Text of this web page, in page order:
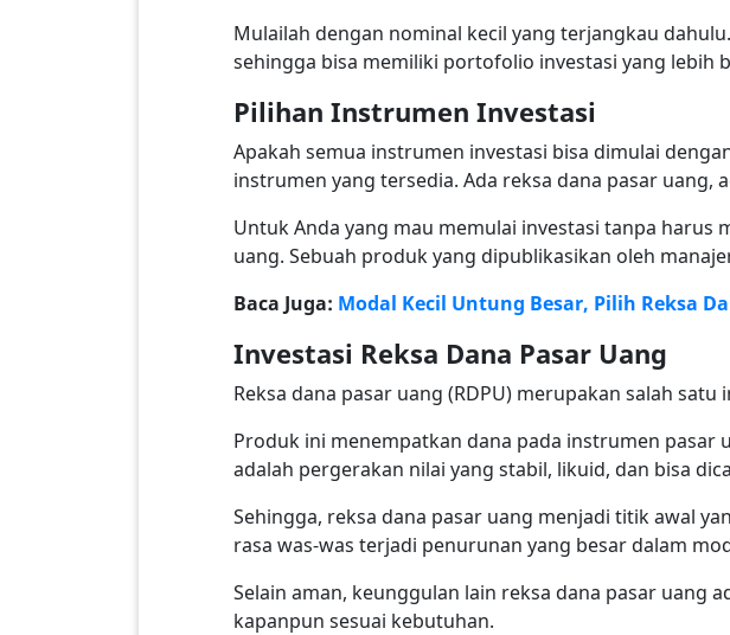
Mulailah dengan nominal kecil yang terjangkau
sehingga bisa memiliki portofolio investasi yang lebih
Pilihan Instrumen Investasi
Apakah semua instrumen investasi bisa dimulai
instrumen yang tersedia. Ada reksa dana pasar uang,
Untuk Anda yang mau memulai investasi tanpa harus
uang. Sebuah produk yang dipublikasikan oleh
Baca Juga: Modal Kecil Untung Besar, Pilih Reksa
Investasi Reksa Dana Pasar Uang
Reksa dana pasar uang (RDPU) merupakan salah
Produk ini menempatkan dana pada instrumen pasar
adalah pergerakan nilai yang stabil, likuid, dan bisa
Sehingga, reksa dana pasar uang menjadi titik awal
rasa was-was terjadi penurunan yang besar dalam
Selain aman, keunggulan lain reksa dana pasar uang
kapanpun sesuai kebutuhan.